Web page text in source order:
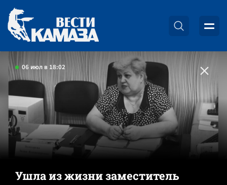
06 июл в 18:02
Ушла из жизни заместитель